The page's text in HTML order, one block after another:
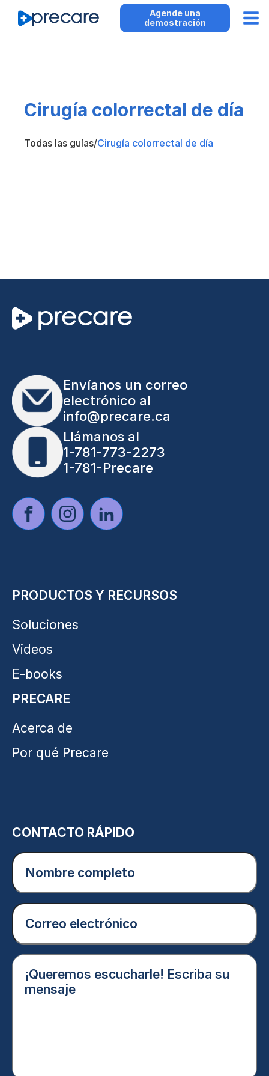
Agende una
demostración
Cirugía colorrectal de día
Todas las guías/Cirugía colorrectal de día
Envíanos un correo
electrónico al
info@precare.ca
Llámanos al
1-781-773-2273
1-781-Precare
PRODUCTOS Y RECURSOS
Soluciones
Videos
E-books
PRECARE
Acerca de
Por qué Precare
CONTACTO RÁPIDO
Nombre
completo (Obligatorio)
Correo
electrónico (Obligatorio)
¡Queremos
escucharle!
Escriba